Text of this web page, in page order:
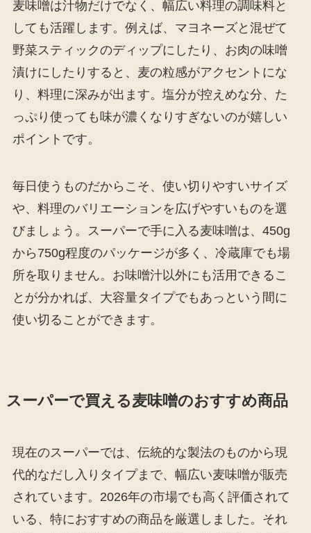
麦味噌は汁物だけでなく、幅広い料理の調味料と
しても活躍します。例えば、マヨネーズと混ぜて
野菜スティックのディップにしたり、お肉の味噌
漬けにしたりすると、麦の粒感がアクセントにな
り、料理に深みが出ます。塩分が控えめな分、た
っぷり使っても味が濃くなりすぎないのが嬉しい
ポイントです。
毎日使うものだからこそ、使い切りやすいサイズ
や、料理のバリエーションを広げやすいものを選
びましょう。スーパーで手に入る麦味噌は、450g
から750g程度のパッケージが多く、冷蔵庫でも場
所を取りません。お味噌汁以外にも活用できるこ
とが分かれば、大容量タイプでもあっという間に
使い切ることができます。
スーパーで買える麦味噌のおすすめ商品
現在のスーパーでは、伝統的な製法のものから現
代的なだし入りタイプまで、幅広い麦味噌が販売
されています。2026年の市場でも高く評価されて
いる、特におすすめの商品を厳選しました。それ